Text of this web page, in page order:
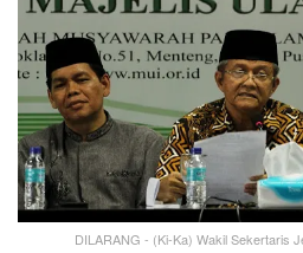
DILARANG - (Ki-Ka) Wakil Sekertaris